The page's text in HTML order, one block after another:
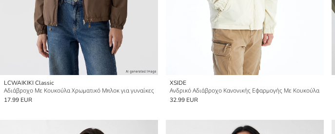
LCWAIKIKI Classic
Αδιάβροχο Με Κουκούλα Χρωματικό Μπλοκ για γυναίκες
17.99 EUR
XSIDE
Ανδρικό Αδιάβροχο Κανονικής Εφαρμογής Με Κουκούλα
32.99 EUR